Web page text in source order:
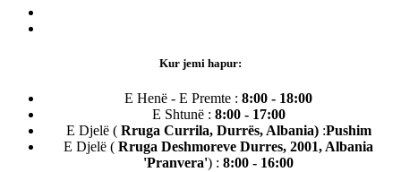
Kur jemi hapur:
E Henë - E Premte : 8:00 - 18:00
E Shtunë : 8:00 - 17:00
E Djelë (Rruga Currila, Durrës, Albania) :Pushim
E Djelë ( Rruga Deshmoreve Durres, 2001, Albania
'Pranvera') : 8:00 - 16:00